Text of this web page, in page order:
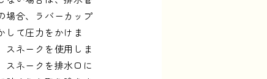
場合、ラバーカップ
して圧力をかけま
スネークを使用しま
スネークを排水口に